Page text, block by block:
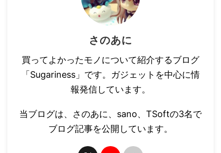
さのあに
買ってよかったモノについて紹介するブログ
「Sugariness」です。ガジェットを中心に情
報発信しています。
当ブログは、さのあに、sano、TSoftの3名で
ブログ記事を公開しています。